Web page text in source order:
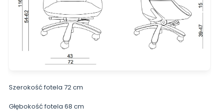
Szerokość fotela 72 cm
Głębokość fotela 68 cm